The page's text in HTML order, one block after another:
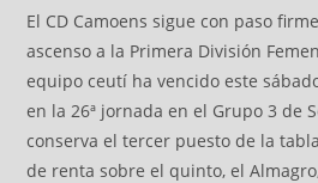
El CD Camoens sigue con paso
ascenso a la Primera División
equipo ceutí ha vencido este
en la 26ª jornada en el Grupo 3 de
conserva el tercer puesto de la
de renta sobre el quinto, el